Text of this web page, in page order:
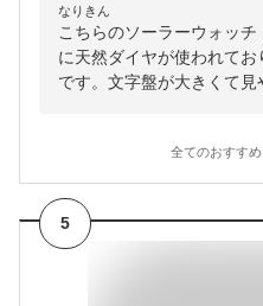
なりきん
こちらのソーラーウォッ
に天然ダイヤが使われて
です。文字盤が大きくて見
全てのおすすめ
5